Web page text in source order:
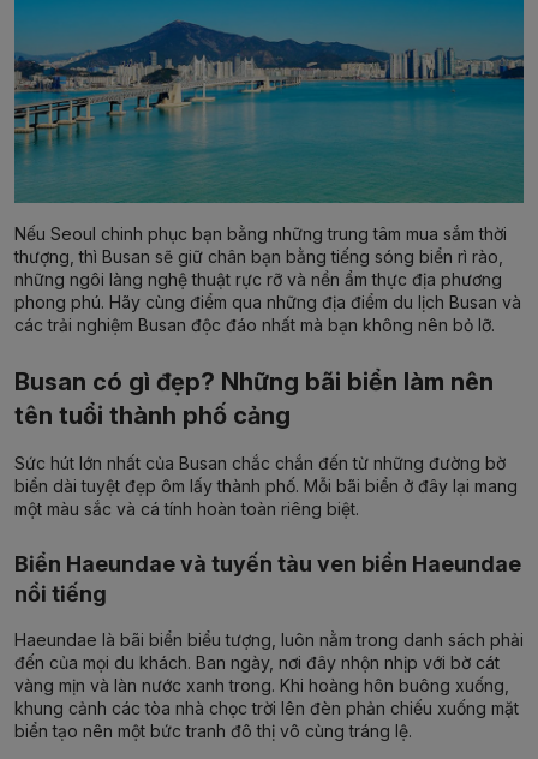
Nếu Seoul chinh phục bạn bằng những trung tâm mua sắm thời
thượng, thì Busan sẽ giữ chân bạn bằng tiếng sóng biển rì rào,
những ngôi làng nghệ thuật rực rỡ và nền ẩm thực địa phương
phong phú. Hãy cùng điểm qua những địa điểm du lịch Busan và
cáctrải nghiệm Busan độc đáo nhất mà bạn không nên bỏ lỡ.
Busan có gì đẹp? Những bãi biển làm nên
tên tuổi thành phố cảng
Sức hút lớn nhất của Busan chắc chắn đến từ những đường bờ
biển dài tuyệt đẹp ôm lấy thành phố. Mỗi bãi biển ở đây lại mang
một màu sắc và cá tính hoàn toàn riêng biệt.
Biển Haeundae và tuyến tàu ven biển Haeundae
nổi tiếng
Haeundae là bãi biển biểu tượng, luôn nằm trong danh sách phải
đến của mọi du khách. Ban ngày, nơi đây nhộn nhịp với bờ cát
vàng mịn và làn nước xanh trong. Khi hoàng hôn buông xuống,
khung cảnh các tòa nhà chọc trời lên đèn phản chiếu xuống mặt
biển tạo nên một bức tranh đô thị vô cùng tráng lệ.